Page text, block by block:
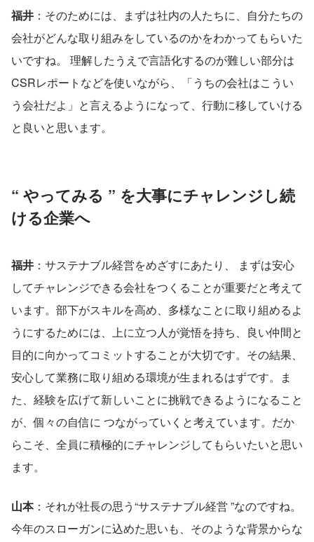
福井 ：そのためには、まずは社内の人たちに、自分たちの
会社がどんな取り組みをしているのかをわかってもらいた
いですね。 理解したうえで言語化するのが難しい部分は
CSRレポートなどを使いながら、「うちの会社はこうい
う会社だよ」と言えるようになって、行動に移していける
と良いと思います。
“ やってみる ” を大事にチャレンジし続
ける企業へ
福井 ：サステナブル経営をめざすにあたり、 まずは安心
してチャレンジできる会社をつくることが重要だと考えて
います。部下がスキルを高め、多様なことに取り組めるよ
うにするためには、上に立つ人が覚悟を持ち、良い仲間と
目的に向かってコミットすることが大切です。その結果、
安心して業務に取り組める環境が生まれるはずです。ま
た、経験を広げて新しいことに挑戦できるようになること
が、個々の自信に つながっていくと考えています。だか
らこそ、全員に積極的にチャレンジしてもらいたいと思い
ます。
山本：それが社長の思う“サステナブル経営 ”なのですね。
今年のスローガンに込めた思いも、そのような背景からな